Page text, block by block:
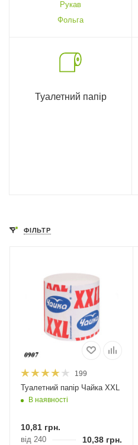
Рукав
Фольга
Туалетний папір
ФІЛЬТР
199
Туалетний папір Чайка ХХL
В наявності
10,81 грн.
від 240 10,38 грн.